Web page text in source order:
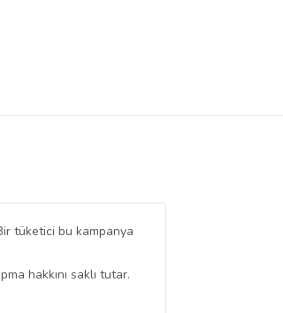
tüketici bu kampanya
hakkını saklı tutar.